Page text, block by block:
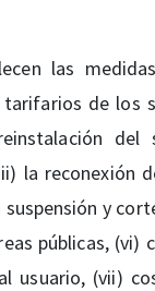
las
de los
del
la reconexión
y
públicas, (vi)
usuario, (vii)